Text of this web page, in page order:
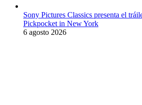
Sony Pictures Classics presenta el
Pickpocket in New York
6 agosto 2026